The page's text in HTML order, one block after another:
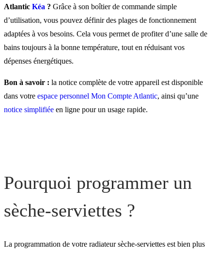
Comment programmer
sèche-serviettes Kéa ?
Connectez votre sèche-
serviettes Kéa à
Atlantic Cozytouch ?
Atlantic Kéa ? Grâce à son boîtier de commande simple
d’utilisation, vous pouvez définir des plages de fonctionnement
adaptées à vos besoins. Cela vous permet de profiter d’une salle de
bains toujours à la bonne température, tout en réduisant vos
dépenses énergétiques.
Bon à savoir : la notice complète de votre appareil est disponible
dans votre espace personnel Mon Compte Atlantic, ainsi qu’une
notice simplifiée en ligne pour un usage rapide.
Pourquoi programmer un
sèche-serviettes ?
La programmation de votre radiateur sèche-serviettes est bien plus